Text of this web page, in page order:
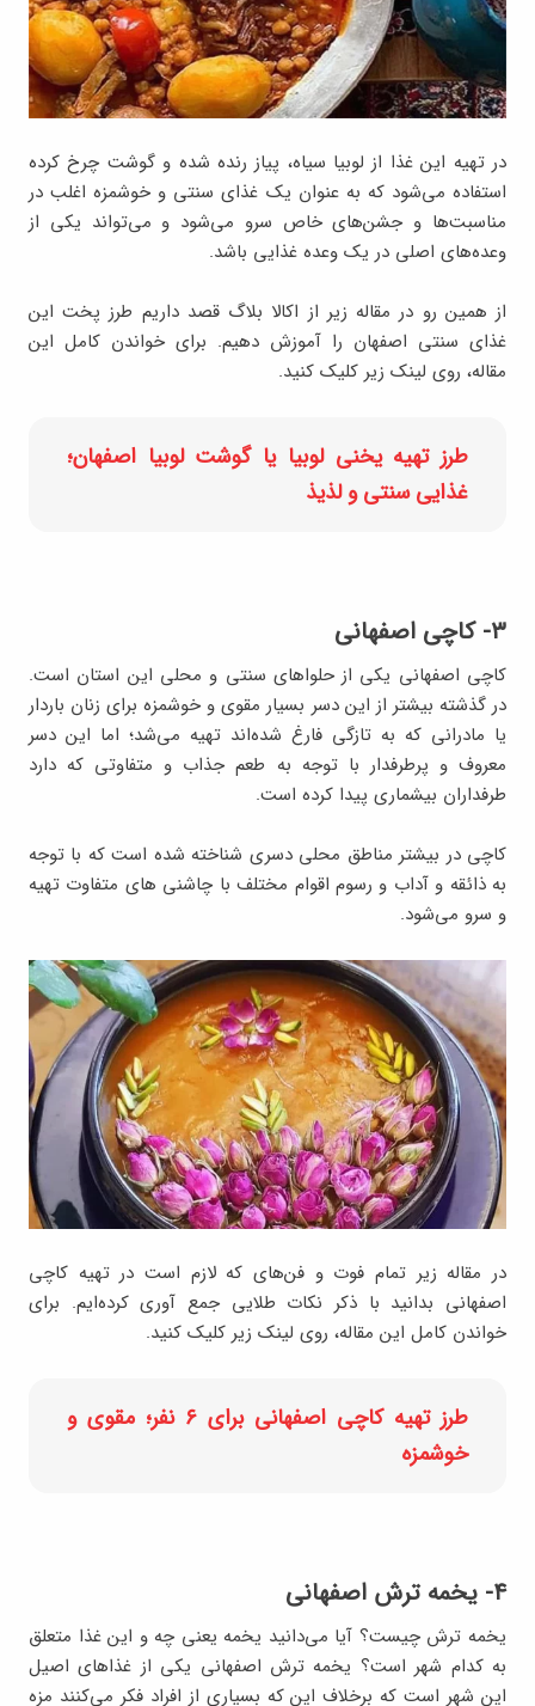
در تهیه این غذا از لوبیا سیاه، پیاز رنده شده و گوشت چرخ کرده
استفاده می‌شود که به عنوان یک غذای سنتی و خوشمزه اغلب در
مناسبت‌ها و جشن‌های خاص سرو می‌شود و می‌تواند یکی از
وعده‌های اصلی در یک وعده غذایی باشد.
از همین رو در مقاله زیر از اکالا بلاگ قصد داریم طرز پخت این
غذای سنتی اصفهان را آموزش دهیم. برای خواندن کامل این
مقاله، روی لینک زیر کلیک کنید.
طرز تهیه یخنی لوبیا یا گوشت لوبیا اصفهان؛
غذایی سنتی و لذیذ
۳- کاچی اصفهانی
کاچی اصفهانی یکی از حلواهای سنتی و محلی این استان است.
در گذشته بیشتر از این دسر بسیار مقوی و خوشمزه برای زنان باردار
یا مادرانی که به تازگی فارغ شده‌اند تهیه می‌شد؛ اما این دسر
معروف و پرطرفدار با توجه به طعم جذاب و متفاوتی که دارد
طرفداران بیشماری پیدا کرده است.
کاچی در بیشتر مناطق محلی دسری شناخته شده است که با توجه
به ذائقه و آداب و رسوم اقوام مختلف با چاشنی های متفاوت تهیه
و سرو می‌شود.
در مقاله زیر تمام فوت و فن‌های که لازم است در تهیه کاچی
اصفهانی بدانید با ذکر نکات طلایی جمع آوری کرده‌ایم. برای
خواندن کامل این مقاله، روی لینک زیر کلیک کنید.
طرز تهیه کاچی اصفهانی برای ۶ نفر؛ مقوی و
خوشمزه
۴- یخمه ترش اصفهانی
یخمه ترش چیست؟ آیا می‌دانید یخمه یعنی چه و این غذا متعلق
به کدام شهر است؟ یخمه ترش اصفهانی یکی از غذاهای اصیل
این شهر است که برخلاف این که بسیاری از افراد فکر می‌کنند مزه